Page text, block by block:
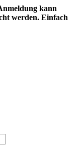
kann
werden. Einfach